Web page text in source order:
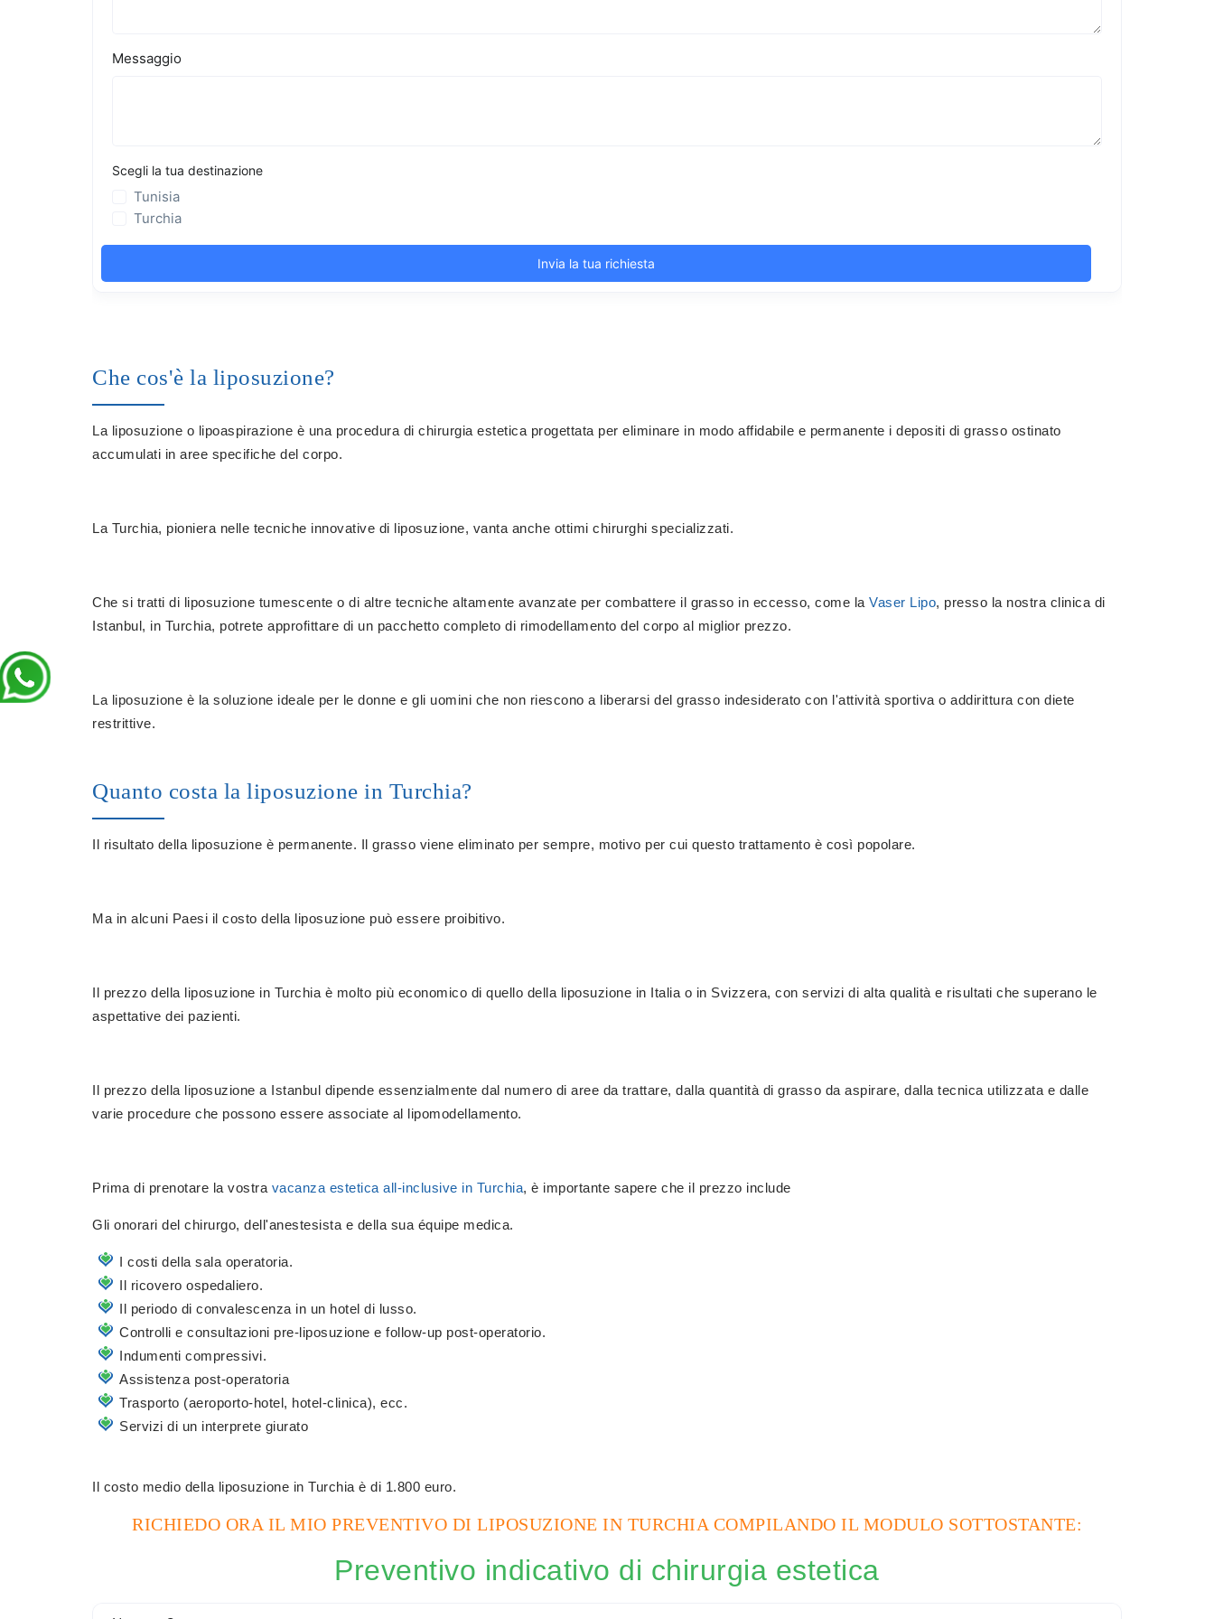
Che cos'è la liposuzione?
La liposuzione o lipoaspirazione è una procedura di chirurgia estetica progettata per eliminare in modo affidabile e permanente i depositi di grasso ostinato
accumulati in aree specifiche del corpo.
La Turchia, pioniera nelle tecniche innovative di liposuzione, vanta anche ottimi chirurghi specializzati.
Che si tratti di liposuzione tumescente o di altre tecniche altamente avanzate per combattere il grasso in eccesso, come la Vaser Lipo, presso la nostra clinica di
Istanbul, in Turchia, potrete approfittare di un pacchetto completo di rimodellamento del corpo al miglior prezzo.
La liposuzione è la soluzione ideale per le donne e gli uomini che non riescono a liberarsi del grasso indesiderato con l'attività sportiva o addirittura con diete
restrittive.
Quanto costa la liposuzione in Turchia?
Il risultato della liposuzione è permanente. Il grasso viene eliminato per sempre, motivo per cui questo trattamento è così popolare.
Ma in alcuni Paesi il costo della liposuzione può essere proibitivo.
Il prezzo della liposuzione in Turchia è molto più economico di quello della liposuzione in Italia o in Svizzera, con servizi di alta qualità e risultati che superano le
aspettative dei pazienti.
Il prezzo della liposuzione a Istanbul dipende essenzialmente dal numero di aree da trattare, dalla quantità di grasso da aspirare, dalla tecnica utilizzata e dalle
varie procedure che possono essere associate al lipomodellamento.
Prima di prenotare la vostra vacanza estetica all-inclusive in Turchia, è importante sapere che il prezzo include
Gli onorari del chirurgo, dell'anestesista e della sua équipe medica.
I costi della sala operatoria.
Il ricovero ospedaliero.
Il periodo di convalescenza in un hotel di lusso.
Controlli e consultazioni pre-liposuzione e follow-up post-operatorio.
Indumenti compressivi.
Assistenza post-operatoria
Trasporto (aeroporto-hotel, hotel-clinica), ecc.
Servizi di un interprete giurato
Il costo medio della liposuzione in Turchia è di 1.800 euro.
RICHIEDO ORA IL MIO PREVENTIVO DI LIPOSUZIONE IN TURCHIA COMPILANDO IL MODULO SOTTOSTANTE:
Preventivo indicativo di chirurgia estetica